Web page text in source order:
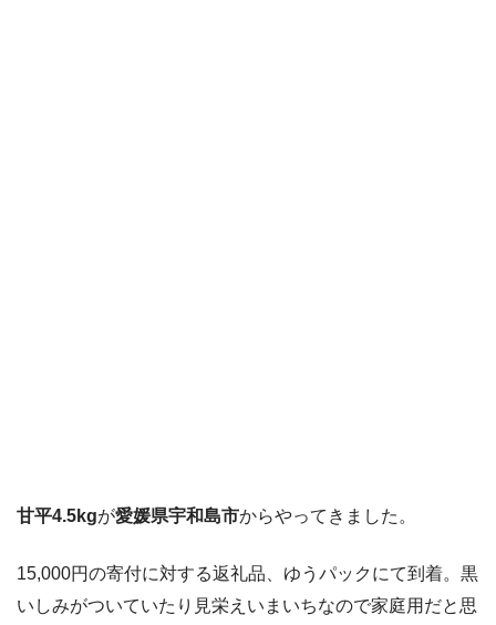
甘平4.5kgが愛媛県宇和島市からやってきました。
15,000円の寄付に対する返礼品、ゆうパックにて到着。黒
いしみがついていたり見栄えいまいちなので家庭用だと思